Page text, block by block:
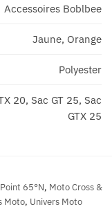
Accessoires Boblbee
Jaune, Orange
Polyester
20, Sac GT 25, Sac
GTX 25
65°N, Moto Cross &
Moto, Univers Moto